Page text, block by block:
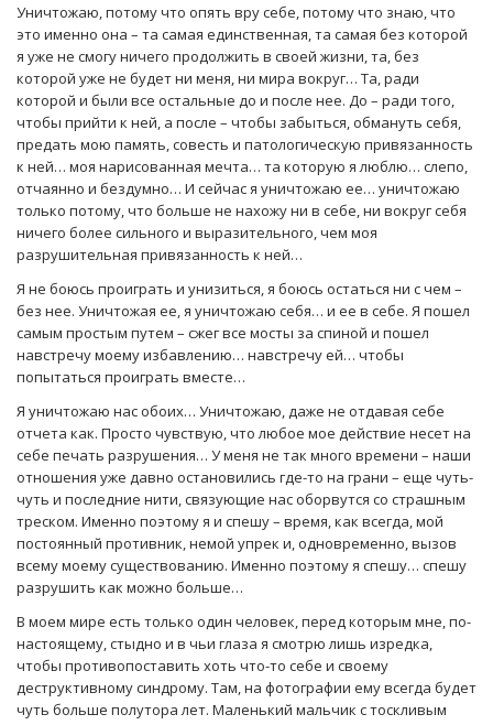
Уничтожаю, потому что опять вру себе, потому что знаю, что
это именно она – та самая единственная, та самая без которой
я уже не смогу ничего продолжить в своей жизни, та, без
которой уже не будет ни меня, ни мира вокруг… Та, ради
которой и были все остальные до и после нее. До – ради того,
чтобы прийти к ней, а после – чтобы забыться, обмануть себя,
предать мою память, совесть и патологическую привязанность
к ней… моя нарисованная мечта… та которую я люблю… слепо,
отчаянно и бездумно… И сейчас я уничтожаю ее… уничтожаю
только потому, что больше не нахожу ни в себе, ни вокруг себя
ничего более сильного и выразительного, чем моя
разрушительная привязанность к ней…
Я не боюсь проиграть и унизиться, я боюсь остаться ни с чем –
без нее. Уничтожая ее, я уничтожаю себя… и ее в себе. Я пошел
самым простым путем – сжег все мосты за спиной и пошел
навстречу моему избавлению… навстречу ей… чтобы
попытаться проиграть вместе…
Я уничтожаю нас обоих… Уничтожаю, даже не отдавая себе
отчета как. Просто чувствую, что любое мое действие несет на
себе печать разрушения… У меня не так много времени – наши
отношения уже давно остановились где-то на грани – еще чуть-
чуть и последние нити, связующие нас оборвутся со страшным
треском. Именно поэтому я и спешу – время, как всегда, мой
постоянный противник, немой упрек и, одновременно, вызов
всему моему существованию. Именно поэтому я спешу… спешу
разрушить как можно больше…
В моем мире есть только один человек, перед которым мне, по-
настоящему, стыдно и в чьи глаза я смотрю лишь изредка,
чтобы противопоставить хоть что-то себе и своему
деструктивному синдрому. Там, на фотографии ему всегда будет
чуть больше полутора лет. Маленький мальчик с тоскливым